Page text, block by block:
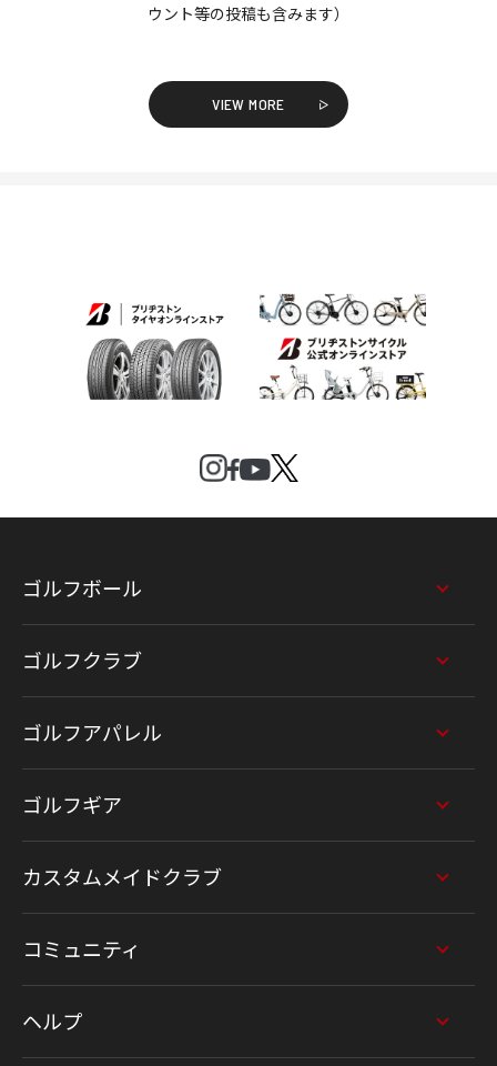
ウント等の投稿も含みます）
VIEW MORE
ゴルフボール
ゴルフクラブ
ゴルフアパレル
ゴルフギア
カスタムメイドクラブ
コミュニティ
ヘルプ